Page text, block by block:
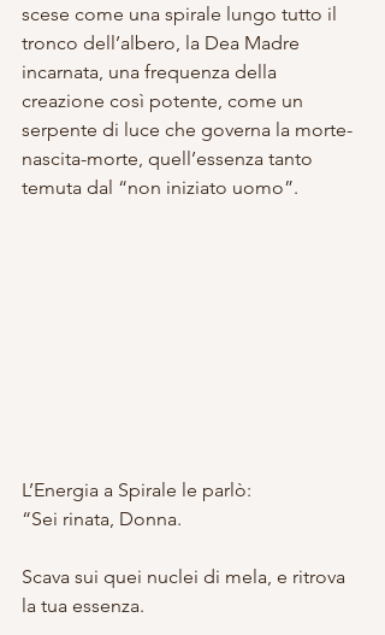
scese come una spirale lungo tutto il
tronco dell’albero, la Dea Madre
incarnata, una frequenza della
creazione così potente, come un
serpente di luce che governa la morte-
nascita-morte, quell’essenza tanto
temuta dal “non iniziato uomo”.
L’Energia a Spirale le parlò:
“Sei rinata, Donna.
Scava sui quei nuclei di mela, e ritrova
la tua essenza.